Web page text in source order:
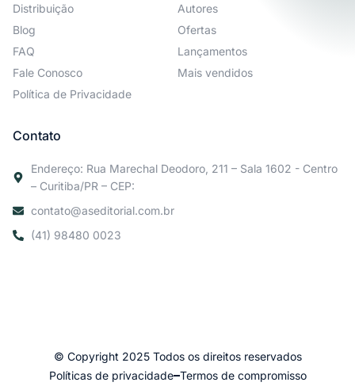
Distribuição
Blog
FAQ
Fale Conosco
Política de Privacidade
Autores
Ofertas
Lançamentos
Mais vendidos
Contato
Endereço: Rua Marechal Deodoro, 211 – Sala 1602 - Centro
– Curitiba/PR – CEP:
contato@aseditorial.com.br
(41) 98480 0023
© Copyright 2025 Todos os direitos reservados
Políticas de privacidade Termos de compromisso